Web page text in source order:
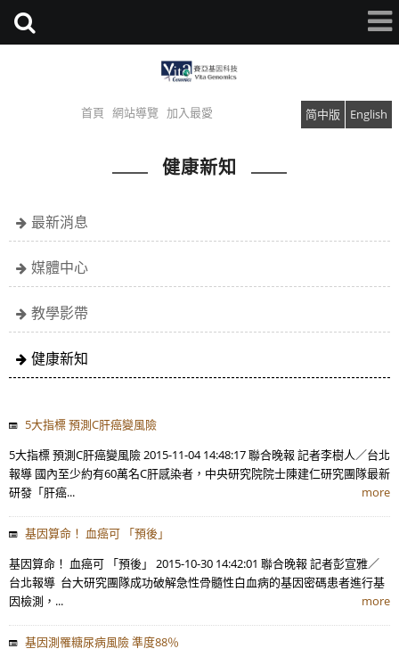
首頁 網站導覽 加入最愛 简中版 English
健康新知
最新消息
媒體中心
教學影帶
健康新知
5大指標 預測C肝癌變風險
5大指標 預測C肝癌變風險 2015-11-04 14:48:17 聯合晚報 記者李樹人／台北
報導 國內至少約有60萬名C肝感染者，中央研究院院士陳建仁研究團隊最新
研發「肝癌...
more
基因算命！ 血癌可 「預後」
基因算命！ 血癌可 「預後」 2015-10-30 14:42:01 聯合晚報 記者彭宣雅／
台北報導 台大研究團隊成功破解急性骨髓性白血病的基因密碼患者進行基
因檢測，...
more
基因測罹糖尿病風險 準度88％